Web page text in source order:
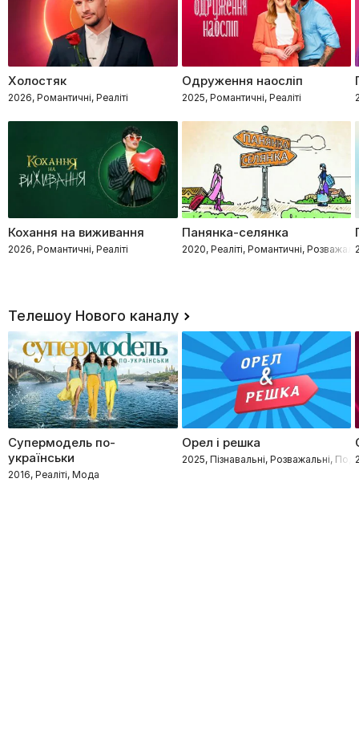
Холостяк
2026, Романтичні, Реаліті
Одруження наосліп
2025, Романтичні, Реаліті
Кохання на виживання
2026, Романтичні, Реаліті
Панянка-селянка
2020, Реаліті, Романтичні,
Телешоу Нового каналу
Супермодель по-
українськи
2016, Реаліті, Мода
Орел і решка
2025, Пізнавальні, Розважальні,